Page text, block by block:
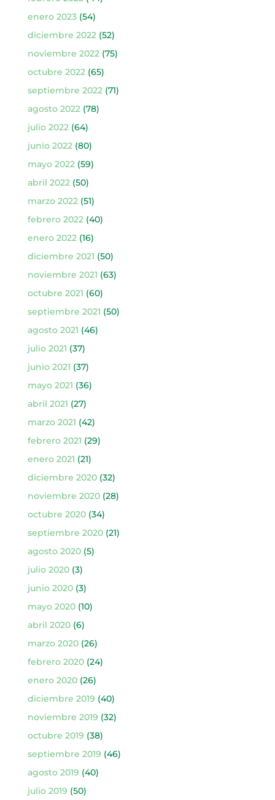
enero 2023(54)
diciembre 2022(52)
noviembre 2022(75)
octubre 2022(65)
septiembre 2022(71)
agosto 2022(78)
julio 2022(64)
junio 2022(80)
mayo 2022(59)
abril 2022(50)
marzo 2022(51)
febrero 2022(40)
enero 2022(16)
diciembre 2021 (50)
noviembre 2021 (63)
octubre 2021 (60)
septiembre 2021 (50)
agosto 2021 (46)
julio 2021 (37)
junio 2021 (37)
mayo 2021 (36)
abril 2021 (27)
marzo 2021 (42)
febrero 2021 (29)
enero 2021 (21)
diciembre 2020(32)
noviembre 2020(28)
octubre 2020(34)
septiembre 2020(21)
agosto 2020(5)
julio 2020(3)
junio 2020(3)
mayo 2020(10)
abril 2020(6)
marzo 2020(26)
febrero 2020(24)
enero 2020(26)
diciembre 2019 (40)
noviembre 2019 (32)
octubre 2019 (38)
septiembre 2019 (46)
agosto 2019 (40)
julio 2019 (50)